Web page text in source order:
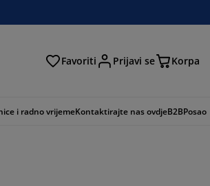
Favoriti Prijavi se Korpa
i radno vrijemeKontaktirajte nas ovdjeB2BPosao